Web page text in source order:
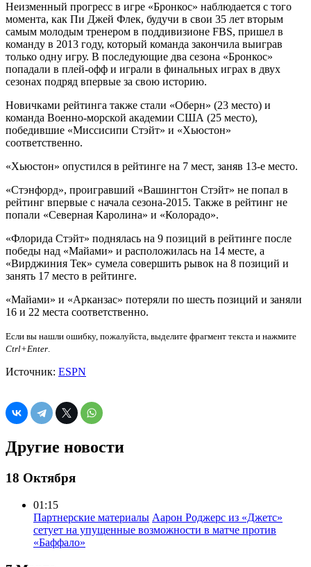
Неизменный прогресс в игре «Бронкос» наблюдается с того
момента, как Пи Джей Флек, будучи в свои 35 лет вторым
самым молодым тренером в поддивизионе FBS, пришел в
команду в 2013 году, который команда закончила выиграв
только одну игру. В последующие два сезона «Бронкос»
попадали в плей-офф и играли в финальных играх в двух
сезонах подряд впервые за свою историю.
Новичками рейтинга также стали «Оберн» (23 место) и
команда Военно-морской академии США (25 место),
победившие «Миссисипи Стэйт» и «Хьюстон»
соответственно.
«Хьюстон» опустился в рейтинге на 7 мест, заняв 13-е место.
«Стэнфорд», проигравший «Вашингтон Стэйт» не попал в
рейтинг впервые с начала сезона-2015. Также в рейтинг не
попали «Северная Каролина» и «Колорадо».
«Флорида Стэйт» поднялась на 9 позиций в рейтинге после
победы над «Майами» и расположилась на 14 месте, а
«Вирджиния Тек» сумела совершить рывок на 8 позиций и
занять 17 место в рейтинге.
«Майами» и «Арканзас» потеряли по шесть позиций и заняли
16 и 22 места соответственно.
Если вы нашли ошибку, пожалуйста, выделите фрагмент текста и нажмите
Ctrl+Enter.
Источник: ESPN
Другие новости
18 Октября
01:15
Партнерские материалы Аарон Роджерс из «Джетс»
сетует на упущенные возможности в матче против
«Баффало»